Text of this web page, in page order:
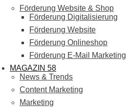
Förderung Website & Shop
Förderung Digitalisierung
Förderung Website
Förderung Onlineshop
Förderung E-Mail Marketing
MAGAZIN 58
News & Trends
Content Marketing
Marketing